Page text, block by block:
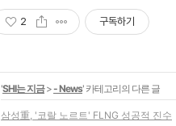
2 구독하기
'SHI는 지금>- News' 카테고리의 다른 글
삼성重, '코랄 노르트' FLNG 성공적 진수